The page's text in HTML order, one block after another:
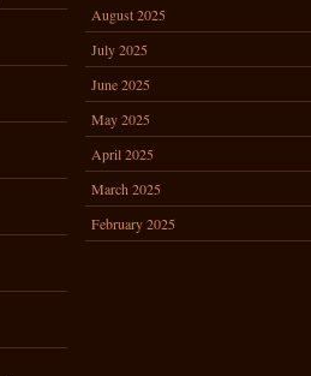
August 2025
July 2025
June 2025
May 2025
April 2025
March 2025
February 2025